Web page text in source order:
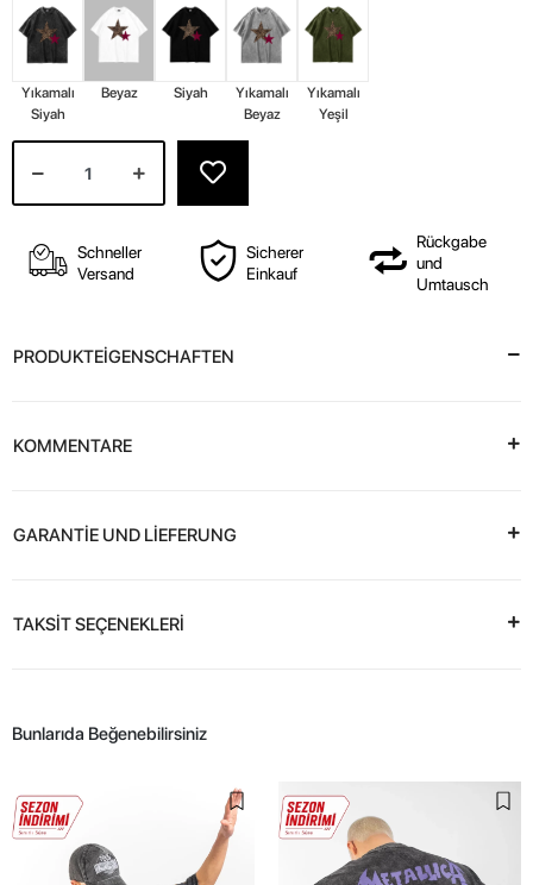
Yıkamalı
Siyah
Beyaz Siyah
Yıkamalı
Beyaz
Yıkamalı
Yeşil
Schneller
Versand
Sicherer
Einkauf
Rückgabe
und
Umtausch
PRODUKTEİGENSCHAFTEN
KOMMENTARE
GARANTİE UND LİEFERUNG
TAKSİT SEÇENEKLERİ
Bunlarıda Beğenebilirsiniz